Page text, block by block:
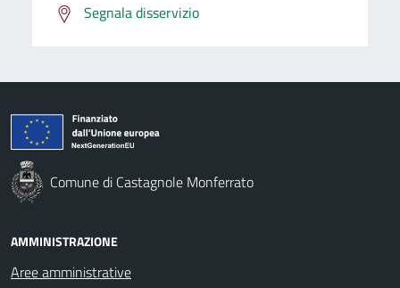
Segnala disservizio
Comune di Castagnole Monferrato
AMMINISTRAZIONE
Aree amministrative